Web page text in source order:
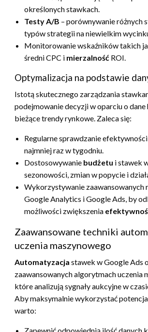
określonych stawkach.
Testy A/B – porównywanie różnych
typów strategii na niewielkim
Monitorowanie wskaźników takich
średni CPC i mierzalność ROI.
Optymalizacja na podstawie
Istotą skutecznego zarządzania
podejmowanie decyzji w oparciu o
bieżące trendy rynkowe. Zaleca się:
Regularne sprawdzanie
najmniej raz w tygodniu.
Dostosowywanie budżetu i stawek
sezonowości, zmian w popycie i
Wykorzystywanie zaawansowanych
Google Analytics i Google Ads, by
możliwości zwiększenia
Zaawansowane techniki
uczenia maszynowego
Automatyzacja stawek w Google Ads
zaawansowanych algorytmach uczenia
które analizują sygnały aukcyjne w
Aby maksymalnie wykorzystać
warto: